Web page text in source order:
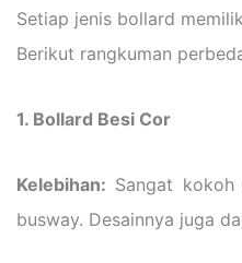
Setiap jenis bollard
Berikut rangkuman
1. Bollard Besi Cor
Kelebihan: Sangat
busway. Desainnya juga